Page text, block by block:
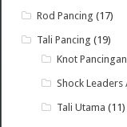
Rod Pancing (17)
Tali Pancing (19)
Knot Pancingan
Shock
Tali Utama (11)